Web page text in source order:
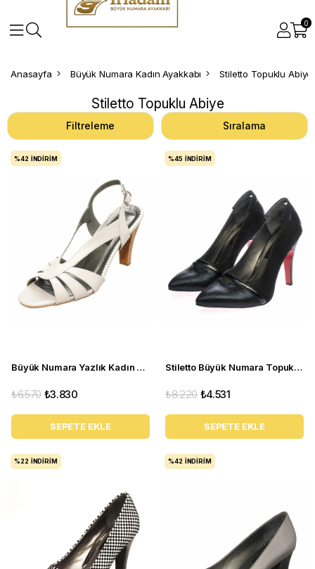
0
Anasayfa Büyük Numara Kadın Ayakkabı Stiletto Topuklu Abiye
Stiletto Topuklu Abiye
Filtreleme Sıralama
Büyük Numara Yazlık Kadın Stiletto DRL3042 Beyaz
₺3.830
₺6.570
SEPETE EKLE
%42 İNDIRIM
Stiletto Büyük Numara Topuklu Abiye Kadın Ayakkabı 190333 Siyah
₺4.531
₺8.220
SEPETE EKLE
%45 İNDIRIM
%22 İNDIRIM %42 İNDIRIM